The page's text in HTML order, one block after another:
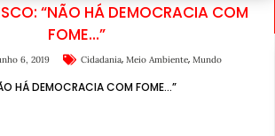
“NÃO HÁ DEMOCRACIA COM
FOME…”
6, 2019 Cidadania, Meio Ambiente, Mundo
HÁ DEMOCRACIA COM FOME…”